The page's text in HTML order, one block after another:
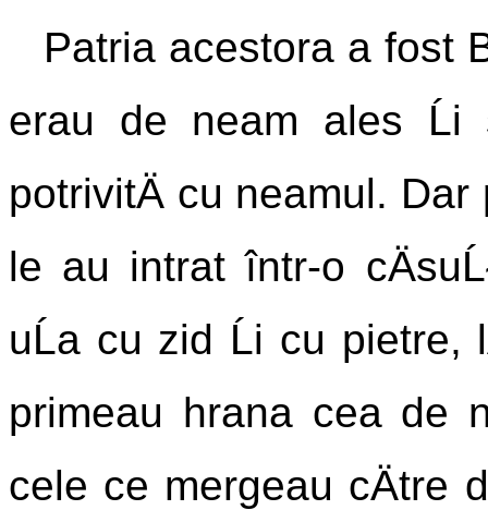
Patria acestora a fost
erau de neam ales Ĺi
potrivitÄ cu neamul.
le au intrat într-o
uĹa cu zid Ĺi cu pietre,
primeau hrana cea de
cele ce mergeau cÄtre